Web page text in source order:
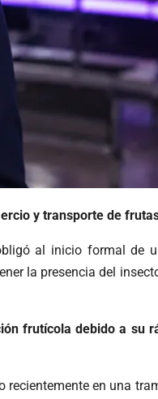
y transporte de
al inicio formal de
la presencia del
frutícola debido a su
recientemente en una